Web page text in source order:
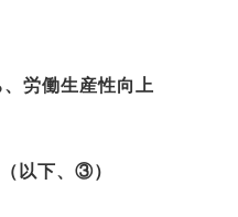
労働生産性向上
以下、③）